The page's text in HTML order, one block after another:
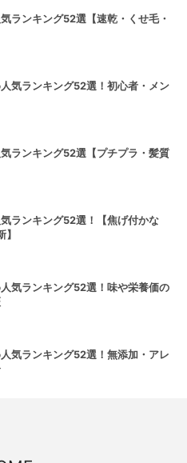
ランキング52選【速乾・くせ毛・
気ランキング52選！初心者・メン
ランキング52選【プチプラ・髪質
ランキング52選！【焦げ付かな
気ランキング52選！味や栄養価の
気ランキング52選！無添加・アレ